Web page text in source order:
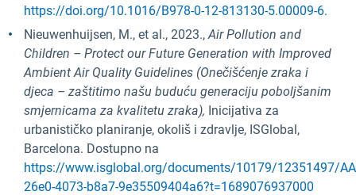
https://doi.org/10.1016/B978-0-12-813130-5.00009-6.
Nieuwenhuijsen, M., et al., 2023., Air Pollution and
Children – Protect our Future Generation with Improved
Ambient Air Quality Guidelines (Onečišćenje zraka i
djeca – zaštitimo našu buduću generaciju poboljšanim
smjernicama za kvalitetu zraka), Inicijativa za
urbanističko planiranje, okoliš i zdravlje, ISGlobal,
Barcelona. Dostupno na
https://www.isglobal.org/documents/10179/12351497/
26e0-4073-b8a7-9e35509404a6?t=1689076937000